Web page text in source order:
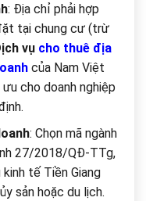
: Địa chỉ phải hợp
tại chung cư (trừ
vụ cho thuê địa
của Nam Việt
cho doanh nghiệp
: Chọn mã ngành
27/2018/QĐ-TTg,
tế Tiền Giang
sản hoặc du lịch.